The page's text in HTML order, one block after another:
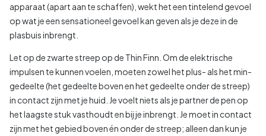
apparaat (apart aan te schaffen), wekt het een tintelend gevoel
op wat je een sensationeel gevoel kan geven als je deze in de
plasbuis inbrengt.
Let op de zwarte streep op de Thin Finn. Om de elektrische
impulsen te kunnen voelen, moeten zowel het plus- als het min-
gedeelte (het gedeelte boven en het gedeelte onder de streep)
in contact zijn met je huid. Je voelt niets als je partner de pen op
het laagste stuk vasthoudt en bij je inbrengt. Je moet in contact
zijn met het gebied boven én onder de streep; alleen dan kun je